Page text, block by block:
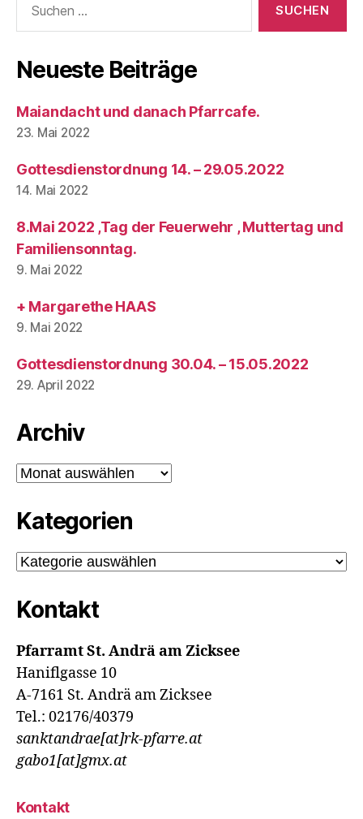
nach:
Neueste Beiträge
Maiandacht und danach Pfarrcafe.
23. Mai 2022
Gottesdienstordnung 14. – 29.05.2022
14. Mai 2022
8.Mai 2022 ,Tag der Feuerwehr , Muttertag und
Familiensonntag.
9. Mai 2022
+ Margarethe HAAS
9. Mai 2022
Gottesdienstordnung 30.04. – 15.05.2022
29. April 2022
Archiv
Archiv
Kategorien
Kategorien
Kontakt
Pfarramt St. Andrä am Zicksee
Haniflgasse 10
A-7161 St. Andrä am Zicksee
Tel.: 02176/40379
sanktandrae[at]rk-pfarre.at
gabo1[at]gmx.at
Kontakt